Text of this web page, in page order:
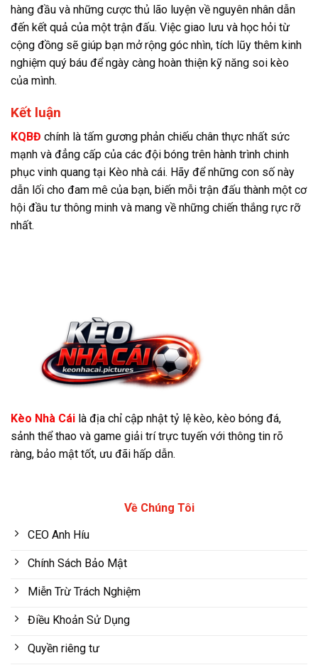
hàng đầu và những cược thủ lão luyện về nguyên nhân dẫn
đến kết quả của một trận đấu. Việc giao lưu và học hỏi từ
cộng đồng sẽ giúp bạn mở rộng góc nhìn, tích lũy thêm kinh
nghiệm quý báu để ngày càng hoàn thiện kỹ năng soi kèo
của mình.
Kết luận
KQBĐ chính là tấm gương phản chiếu chân thực nhất sức
mạnh và đẳng cấp của các đội bóng trên hành trình chinh
phục vinh quang tại Kèo nhà cái. Hãy để những con số này
dẫn lối cho đam mê của bạn, biến mỗi trận đấu thành một cơ
hội đầu tư thông minh và mang về những chiến thắng rực rỡ
nhất.
Kèo Nhà Cái là địa chỉ cập nhật tỷ lệ kèo, kèo bóng đá,
sảnh thể thao và game giải trí trực tuyến với thông tin rõ
ràng, bảo mật tốt, ưu đãi hấp dẫn.
Về Chúng Tôi
CEO Anh Híu
Chính Sách Bảo Mật
Miễn Trừ Trách Nghiệm
Điều Khoản Sử Dụng
Quyền riêng tư